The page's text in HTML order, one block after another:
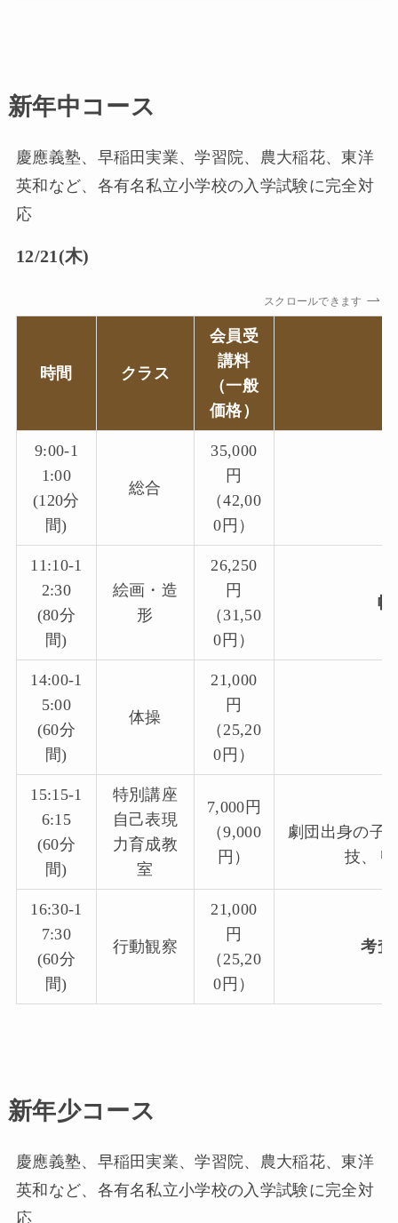
新年中コース
慶應義塾、早稲田実業、学習院、農大稲花、東洋
英和など、各有名私立小学校の入学試験に完全対
応
12/21(木)
スクロールできます
時間 クラス
会員受
講料
（一般
価格）
9:00-1
1:00
(120分
間)
総合
35,000
円
（42,00
0円）
11:10-1
2:30
(80分
間)
絵画・造
形
26,250
円
（31,50
0円）
幅
14:00-1
5:00
(60分
間)
体操
21,000
円
（25,20
0円）
15:15-1
6:15
(60分
間)
特別講座
自己表現
力育成教
室
7,000円
（9,000
円）
劇団出身の子
技、リ
16:30-1
7:30
(60分
間)
行動観察
21,000
円
（25,20
0円）
考査
新年少コース
慶應義塾、早稲田実業、学習院、農大稲花、東洋
英和など、各有名私立小学校の入学試験に完全対
応